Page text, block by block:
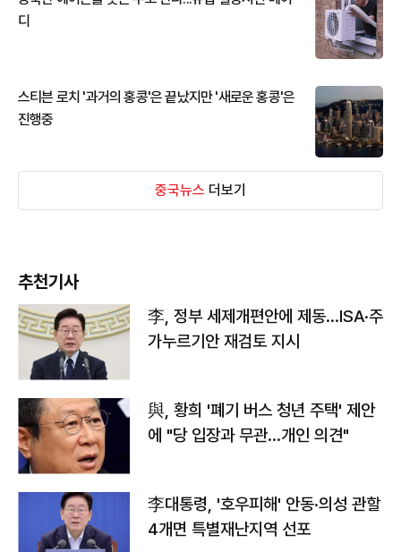
디
스티븐 로치 '과거의 홍콩'은 끝났지만 '새로운 홍콩'은
진행중
중국뉴스 더보기
추천기사
李, 정부 세제개편안에 제동…ISA·주
가누르기안 재검토 지시
與, 황희 '폐기 버스 청년 주택' 제안
에 "당 입장과 무관…개인 의견"
李대통령, '호우피해' 안동·의성 관할
4개면 특별재난지역 선포